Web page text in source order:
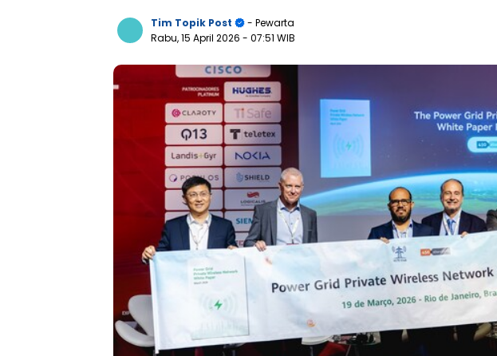
Tim Topik Post
- Pewarta
Rabu, 15 April 2026 - 07:51 WIB